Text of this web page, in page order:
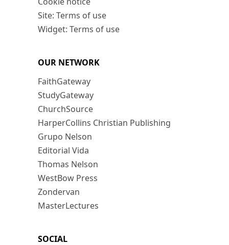
Site: Terms of use
Widget: Terms of use
OUR NETWORK
FaithGateway
StudyGateway
ChurchSource
HarperCollins Christian Publishing
Grupo Nelson
Editorial Vida
Thomas Nelson
WestBow Press
Zondervan
MasterLectures
SOCIAL